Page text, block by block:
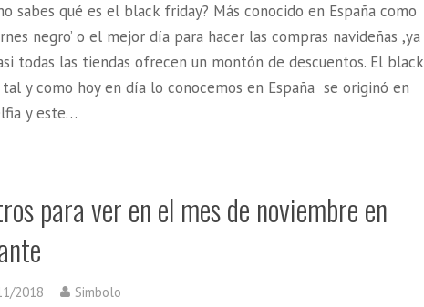
sabes qué es el black friday? Más conocido en España como
negro’ o el mejor día para hacer las compras navideñas ,ya
todas las tiendas ofrecen un montón de descuentos. El black
y como hoy en día lo conocemos en España se originó en
y este…
para ver en el mes de noviembre en
2018
Simbolo